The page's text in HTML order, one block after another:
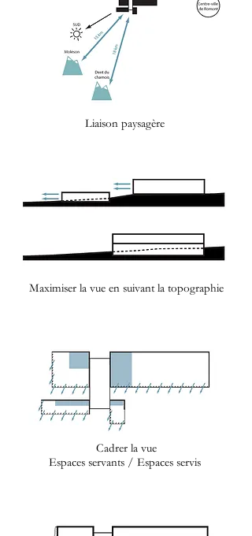
Liaison paysagère
Maximiser la vue en suivant la topographie
Cadrer la vue
Espaces servants / Espaces servis